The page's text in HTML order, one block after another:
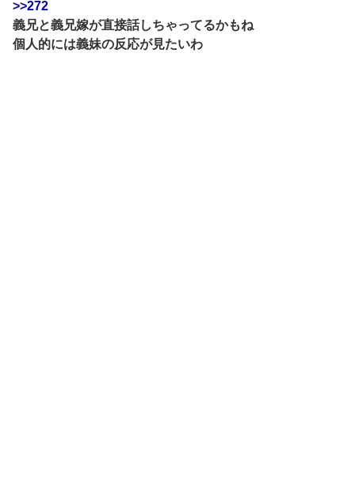
>>272
義兄と義兄嫁が直接話しちゃってるかもね
個人的には義妹の反応が見たいわ